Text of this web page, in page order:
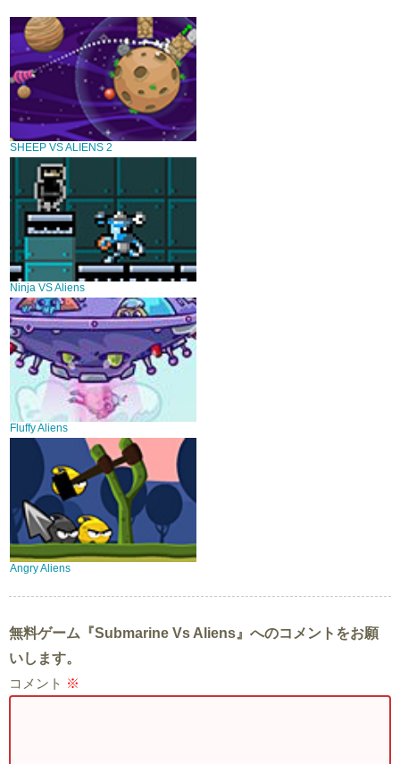
SHEEP VS ALIENS 2
Ninja VS Aliens
Fluffy Aliens
Angry Aliens
無料ゲーム『Submarine Vs Aliens』へのコメントをお願
いします。
コメント ※